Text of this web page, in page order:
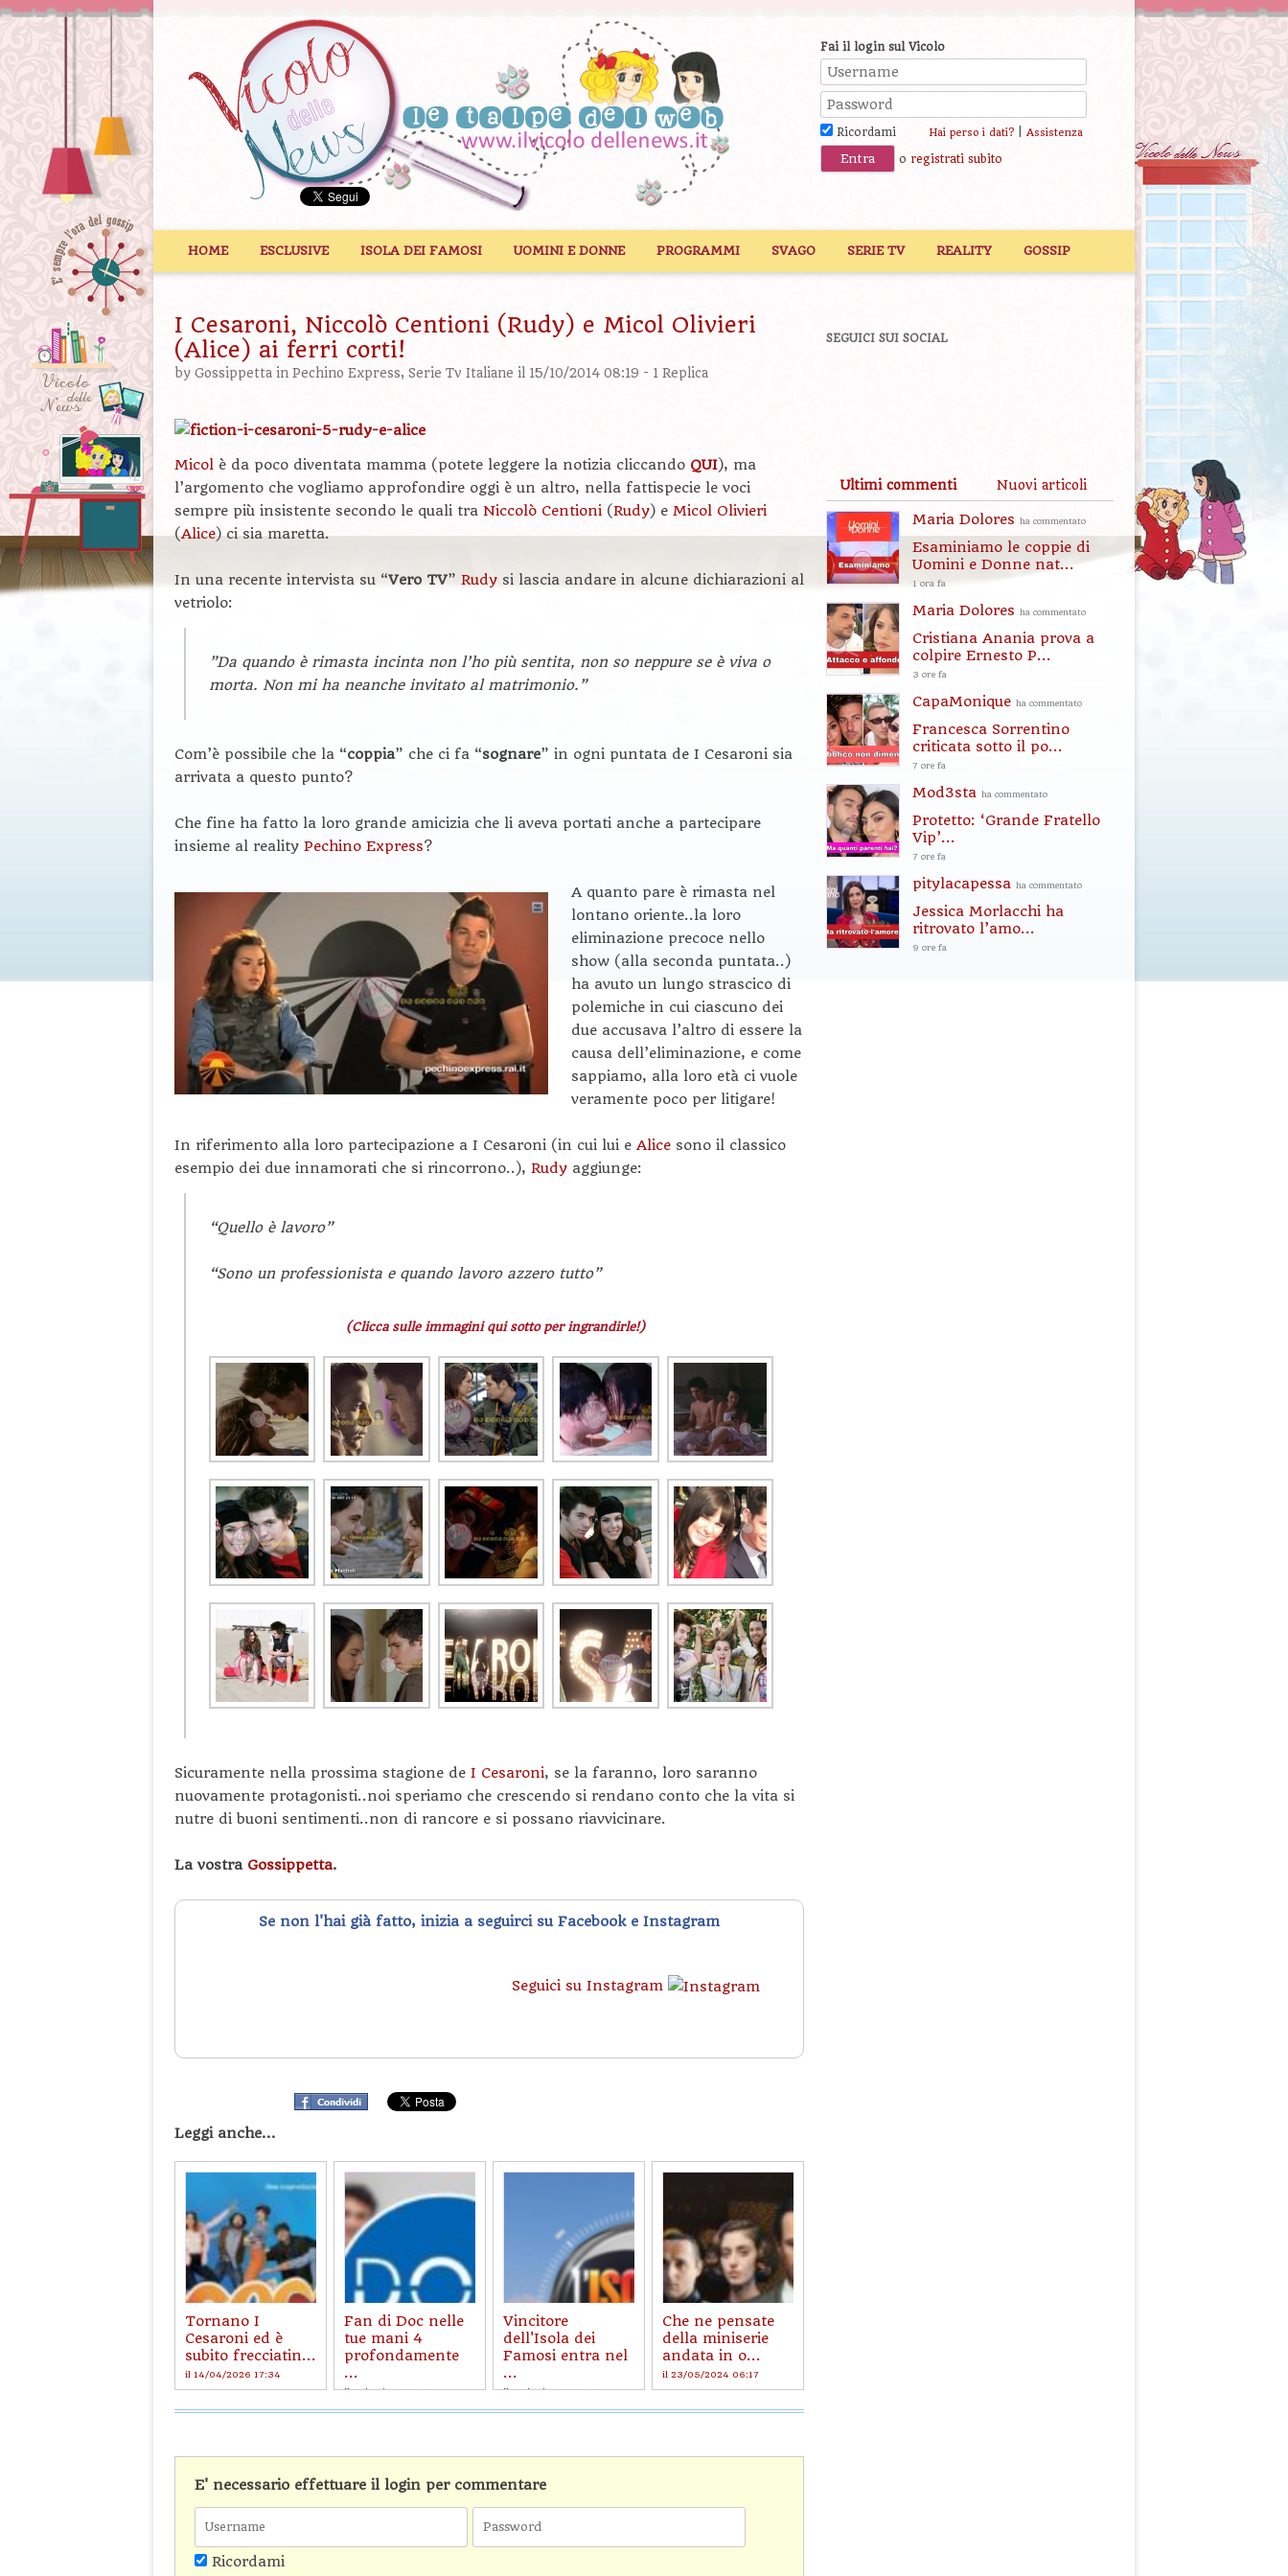
Fai il login sul Vicolo
Ricordami Hai perso i dati?| Assistenza
o registrati subito
HOME ESCLUSIVE ISOLA DEI FAMOSI UOMINI E DONNE PROGRAMMI SVAGO SERIE TV REALITY GOSSIP
I Cesaroni, Niccolò Centioni (Rudy) e Micol Olivieri
(Alice) ai ferri corti!
by Gossippetta in Pechino Express, Serie Tv Italiane il 15/10/2014 08:19 - 1 Replica
Micol è da poco diventata mamma (potete leggere la notizia cliccando QUI), ma
l’argomento che vogliamo approfondire oggi è un altro, nella fattispecie le voci
sempre più insistente secondo le quali tra Niccolò Centioni (Rudy) e Micol Olivieri
(Alice) ci sia maretta.
In una recente intervista su “Vero TV” Rudy si lascia andare in alcune dichiarazioni al
vetriolo:
”Da quando è rimasta incinta non l’ho più sentita, non so neppure se è viva o
morta. Non mi ha neanche invitato al matrimonio.”
Com’è possibile che la “coppia” che ci fa “sognare” in ogni puntata de I Cesaroni sia
arrivata a questo punto?
Che fine ha fatto la loro grande amicizia che li aveva portati anche a partecipare
insieme al reality Pechino Express?
A quanto pare è rimasta nel
lontano oriente..la loro
eliminazione precoce nello
show (alla seconda puntata..)
ha avuto un lungo strascico di
polemiche in cui ciascuno dei
due accusava l’altro di essere la
causa dell’eliminazione, e come
sappiamo, alla loro età ci vuole
veramente poco per litigare!
In riferimento alla loro partecipazione a I Cesaroni (in cui lui e Alice sono il classico
esempio dei due innamorati che si rincorrono..), Rudy aggiunge:
“Quello è lavoro”
“Sono un professionista e quando lavoro azzero tutto”
(Clicca sulle immagini qui sotto per ingrandirle!)
Sicuramente nella prossima stagione de I Cesaroni, se la faranno, loro saranno
nuovamente protagonisti..noi speriamo che crescendo si rendano conto che la vita si
nutre di buoni sentimenti..non di rancore e si possano riavvicinare.
La vostra Gossippetta.
Se non l'hai già fatto, inizia a seguirci su Facebook e Instagram
Seguici su Instagram
Leggi anche...
Tornano I
Cesaroni ed è
subito frecciatin...
il 14/04/2026 17:34
Fan di Doc nelle
tue mani 4
profondamente
...
il 12/08/2025 18:10
Vincitore
dell'Isola dei
Famosi entra nel
...
il 06/01/2025 15:41
Che ne pensate
della miniserie
andata in o...
il 23/05/2024 06:17
E' necessario effettuare il login per commentare
Ricordami
SEGUICI SUI SOCIAL
Ultimi commenti Nuovi articoli
Maria Dolores ha commentato
Esaminiamo le coppie di
Uomini e Donne nat...
1 ora fa
Maria Dolores ha commentato
Cristiana Anania prova a
colpire Ernesto P...
3 ore fa
CapaMonique ha commentato
Francesca Sorrentino
criticata sotto il po...
7 ore fa
Mod3sta ha commentato
Protetto: ‘Grande Fratello
Vip’...
7 ore fa
pitylacapessa ha commentato
Jessica Morlacchi ha
ritrovato l’amo...
9 ore fa